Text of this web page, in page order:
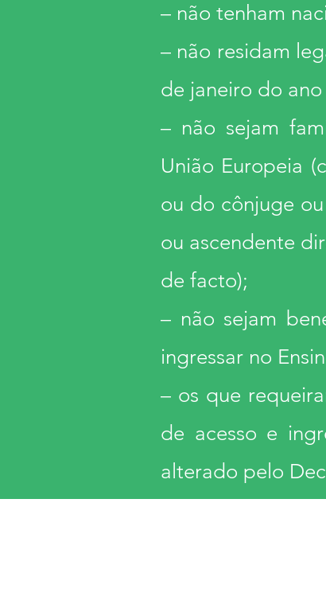
– não tenham
– não residam
de janeiro do
– não sejam
União Europeia
ou do cônjuge
ou ascendente
de facto);
– não sejam
ingressar no
– os que
de acesso e
alterado pelo